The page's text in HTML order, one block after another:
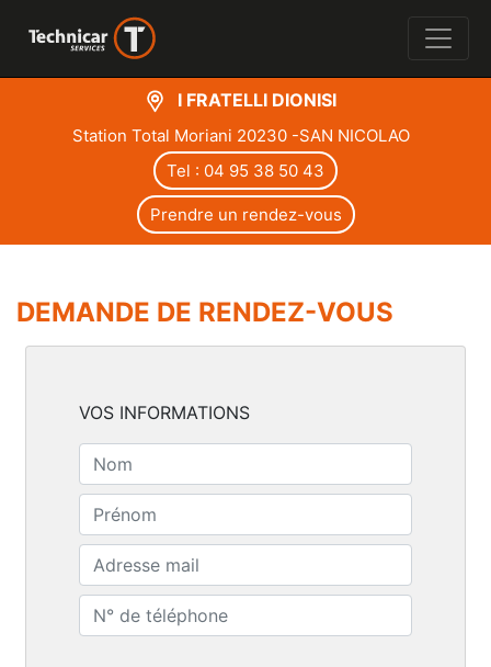
I FRATELLI DIONISI
Station Total Moriani 20230 -SAN NICOLAO
Tel : 04 95 38 50 43
Prendre un rendez-vous
DEMANDE DE RENDEZ-VOUS
VOS INFORMATIONS